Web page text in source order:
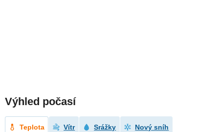
Výhled počasí
Teplota Vítr Srážky Nový sníh